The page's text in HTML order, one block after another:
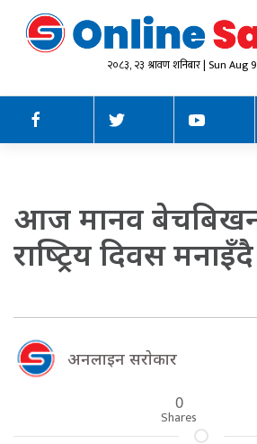
२०८३, २३ श्रावण शनिबार | Sun Aug
आज मानव बेचबिखन
राष्‍ट्रिय दिवस मनाइँदै
अनलाइन सराेकार
0
Shares